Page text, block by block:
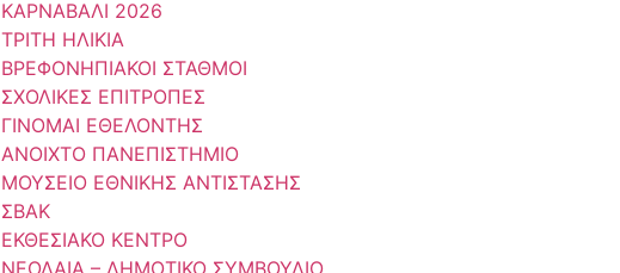
ΚΑΡΝΑΒΑΛΙ 2026
ΤΡΙΤΗ ΗΛΙΚΙΑ
ΒΡΕΦΟΝΗΠΙΑΚΟΙ ΣΤΑΘΜΟΙ
ΣΧΟΛΙΚΕΣ ΕΠΙΤΡΟΠΕΣ
ΓΙΝΟΜΑΙ ΕΘΕΛΟΝΤΗΣ
ΑΝΟΙΧΤΟ ΠΑΝΕΠΙΣΤΗΜΙΟ
ΜΟΥΣΕΙΟ ΕΘΝΙΚΗΣ ΑΝΤΙΣΤΑΣΗΣ
ΣΒΑΚ
ΕΚΘΕΣΙΑΚΟ ΚΕΝΤΡΟ
ΝΕΟΛΑΙA – ΔΗΜΟΤΙΚΟ ΣΥΜΒΟΥΛΙΟ